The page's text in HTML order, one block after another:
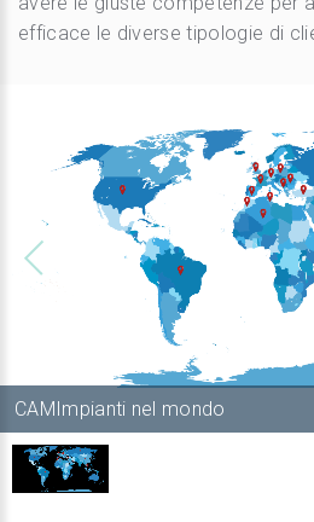
efficace le diverse tipologie di
1/1
CAMImpianti nel mondo